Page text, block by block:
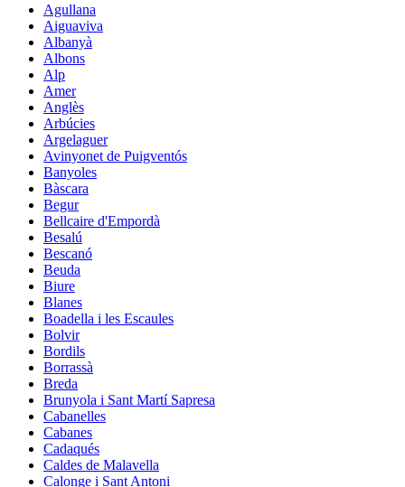
Agullana
Aiguaviva
Albanyà
Albons
Alp
Amer
Anglès
Arbúcies
Argelaguer
Avinyonet de Puigventós
Banyoles
Bàscara
Begur
Bellcaire d'Empordà
Besalú
Bescanó
Beuda
Biure
Blanes
Boadella i les Escaules
Bolvir
Bordils
Borrassà
Breda
Brunyola i Sant Martí Sapresa
Cabanelles
Cabanes
Cadaqués
Caldes de Malavella
Calonge i Sant Antoni